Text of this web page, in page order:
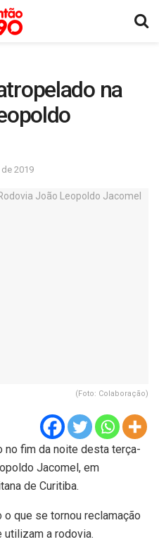
na
2019
(Foto: Colaboração)
no fim da noite desta terça-
Jacomel, em
de Curitiba.
que se tornou reclamação
a rodovia.